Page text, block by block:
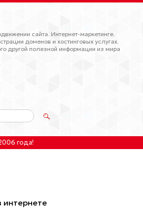
сайта. Интернет-маркетинге.
доменов и хостинговых услугах.
другой полезной информации из мира
года!
интернете